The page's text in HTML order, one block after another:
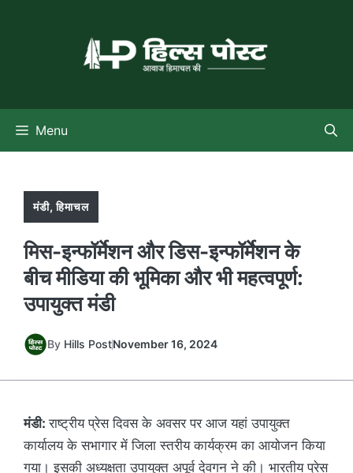
Menu
मंडी,हिमाचल
मिस-इन्फॉर्मेशन और डिस-इन्फॉर्मेशन के
बीच मीडिया की भूमिका और भी महत्वपूर्ण:
उपायुक्त मंडी
By Hills PostNovember 16, 2024
मंडी:राष्ट्रीय प्रेस दिवस के अवसर पर आज यहां उपायुक्त
कार्यालय के सभागार में जिला स्तरीय कार्यक्रम का आयोजन किया
गया। इसकी अध्यक्षता उपायुक्त अपूर्व देवगन ने की। भारतीय प्रेस